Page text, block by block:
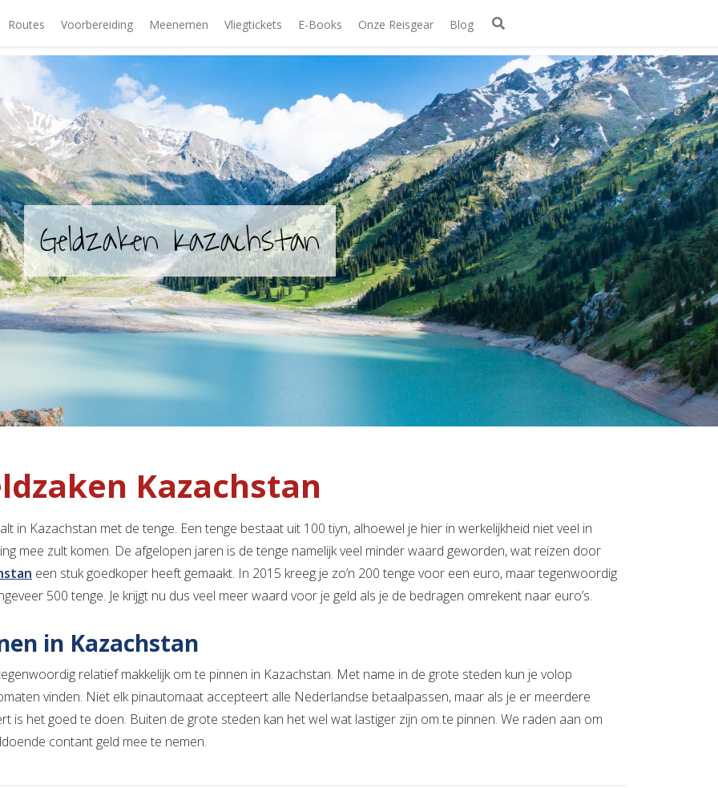
Routes Voorbereiding Meenemen Vliegtickets E-Books Onze Reisgear Blog
Geldzaken Kazachstan
Kazachstan
in Kazachstan met de tenge. Een tenge bestaat uit 100 tiyn, alhoewel je hier in werkelijkheid niet veel in
mee zult komen. De afgelopen jaren is de tenge namelijk veel minder waard geworden, wat reizen door
een stuk goedkoper heeft gemaakt. In 2015 kreeg je zo’n 200 tenge voor een euro, maar tegenwoordig
500 tenge. Je krijgt nu dus veel meer waard voor je geld als je de bedragen omrekent naar euro’s.
in Kazachstan
relatief makkelijk om te pinnen in Kazachstan. Met name in de grote steden kun je volop
vinden. Niet elk pinautomaat accepteert alle Nederlandse betaalpassen, maar als je er meerdere
is het goed te doen. Buiten de grote steden kan het wel wat lastiger zijn om te pinnen. We raden aan om
contant geld mee te nemen.